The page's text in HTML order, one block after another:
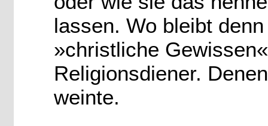
lassen. Wo bleibt
»christliche
Religionsdiener.
weinte.